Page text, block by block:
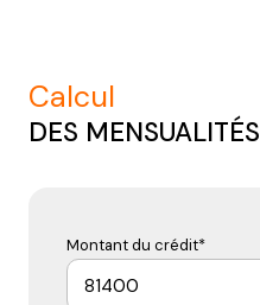
calcul
DES MENSUALITÉS
Montant du crédit*